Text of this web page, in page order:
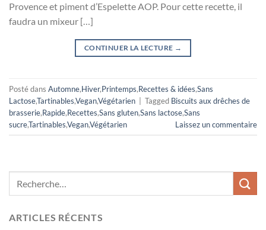
Provence et piment d’Espelette AOP. Pour cette recette, il
faudra un mixeur […]
CONTINUER LA LECTURE →
Posté dans Automne,Hiver,Printemps,Recettes & idées,Sans
Lactose,Tartinables,Vegan,Végétarien Tagged Biscuits aux drêches de
brasserie,Rapide,Recettes,Sans gluten,Sans lactose,Sans
sucre,Tartinables,Vegan,Végétarien Laissez un commentaire
ARTICLES RÉCENTS